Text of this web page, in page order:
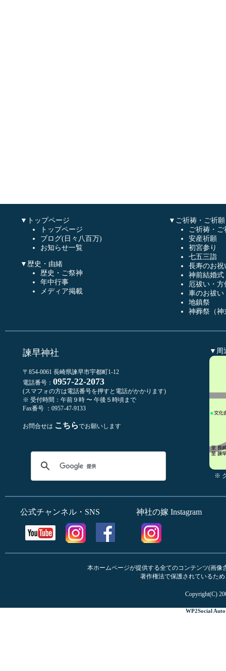
▼トップページ
トップページ
ブログ(日々八百万)
お知らせ一覧
▼歴史・由緒
歴史・ご祭神
年中行事
メディア掲載
▼ご祈祷・ご祈願
ご祈祷・
安産祈願
初宮参り
七五三詣
長寿のお祝
神前結婚式
厄祓い・方
車のお祓い
地鎮祭
神葬祭（神
諫早神社
〒854-0061 長崎県諫早市宇都町1-12
電話番号： 0957-22-2073
(スマフォの方は電話番号を押すと電話がかかります)
※ 受付時間：午前９時 〜 午後５時頃まで
Fax番号 ：0957-47-9133
お問合せは こちらでお願いします
▼周
※
公式チャンネル・SNS 神社の嫁 Instagram
本ホームページが提供する全てのコンテンツ(画
著作権法で保護されているた
Copyright(C)
WP2Social